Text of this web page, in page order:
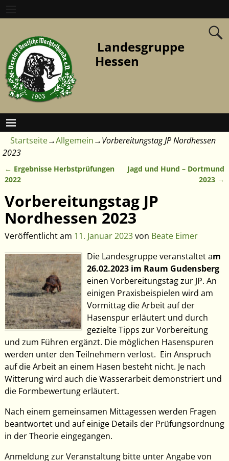
Landesgruppe
Hessen
Startseite→Allgemein→Vorbereitungstag JP Nordhessen
2023
Artikelnavigation
← Ergebnisse Herbstprüfungen
2022
Jagd und Hund – Dortmund
2023 →
Vorbereitungstag JP
Nordhessen 2023
Veröffentlicht am 11. Januar 2023von Beate Eimer
Die Landesgruppe veranstaltet am
26.02.2023 im Raum Gudensberg
einen Vorbereitungstag zur JP. An
einigen Praxisbeispielen wird am
Vormittag die Arbeit auf der
Hasenspur erläutert und durch
gezielte Tipps zur Vorbereitung
und zum Führen ergänzt. Die möglichen Hasenspuren
werden unter den Teilnehmern verlost. Ein Anspruch
auf die Arbeit an einem Hasen besteht nicht. Je nach
Witterung wird auch die Wasserarbeit demonstriert und
die Formbewertung erläutert.
Nach einem gemeinsamen Mittagessen werden Fragen
beantwortet und auf einige Details der Prüfungsordnung
in der Theorie eingegangen.
Anmeldung zur Veranstaltung bitte unter Angabe von